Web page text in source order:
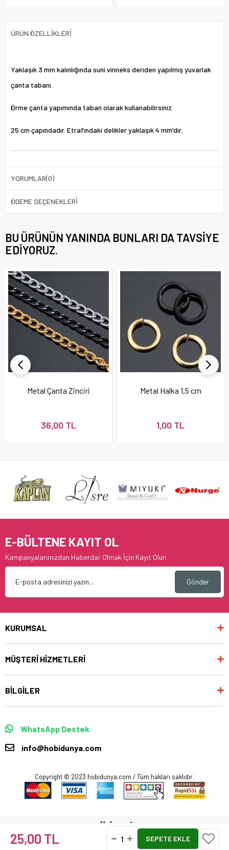
25,00 TL
ÜRÜN ÖZELLIKLERI
Yaklaşık 3 mm kalınlığında suni vinneks deriden yapılmış yuvarlak
çanta tabanı.
Örme çanta yapımında taban olarak kullanabilirsiniz.
25 cm çapındadır. Etrafındaki delikler yaklaşık 4 mm'dir.
YORUMLAR(0)
ÖDEME SEÇENEKLERI
BU ÜRÜNÜN YANINDA BUNLARI DA TAVSIYE
EDIYORUZ.
Metal Çanta Zinciri
36,00 TL
Metal Halka 1,5 cm
1,00 TL
E-BÜLTENE KAYIT OL
Kampanyalarımızdan Haberdar Olmak İçin Kayıt Olun
Gönder
KURUMSAL
MÜŞTERİ HİZMETLERİ
BİLGİLER
WhatsApp Destek
info@hobidunya.com
Copyright © 2023 hobidunya.com / Tüm hakları saklıdır.
Anasayfa Sepetim Üye Girişi